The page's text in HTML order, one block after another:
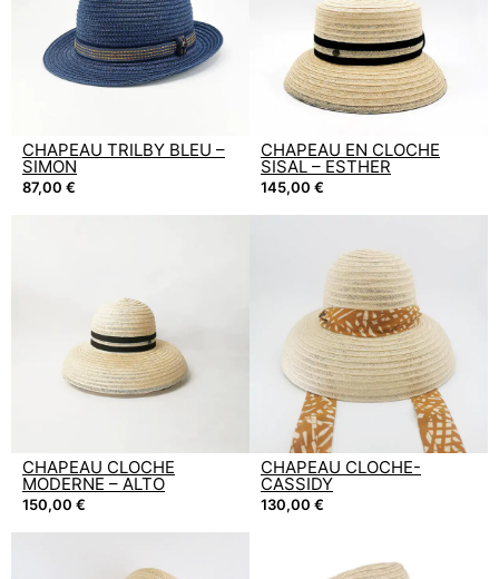
CHAPEAU TRILBY BLEU –
SIMON
87,00 €
CHAPEAU EN CLOCHE
SISAL – ESTHER
145,00 €
CHAPEAU CLOCHE
MODERNE – ALTO
150,00 €
CHAPEAU CLOCHE-
CASSIDY
130,00 €